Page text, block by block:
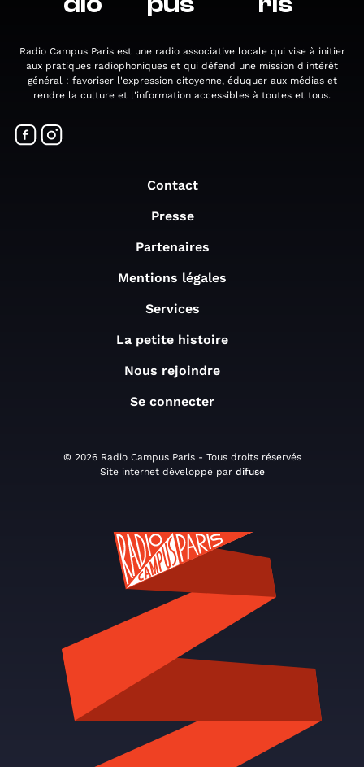
Radio Campus Paris est une radio associative locale qui vise à initier
aux pratiques radiophoniques et qui défend une mission d'intérêt
général : favoriser l'expression citoyenne, éduquer aux médias et
rendre la culture et l'information accessibles à toutes et tous.
Contact
Presse
Partenaires
Mentions légales
Services
La petite histoire
Nous rejoindre
Se connecter
© 2026 Radio Campus Paris - Tous droits réservés
Site internet développé par difuse